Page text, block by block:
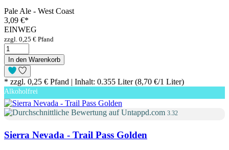
Pale Ale - West Coast
3,09 €*
EINWEG
zzgl. 0,25 € Pfand
In den Warenkorb
* zzgl. 0,25 € Pfand | Inhalt: 0.355 Liter (8,70 €/1 Liter)
Alkoholfrei
3.32
Sierra Nevada - Trail Pass Golden